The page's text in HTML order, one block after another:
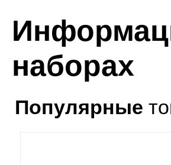
наборах
Популярные